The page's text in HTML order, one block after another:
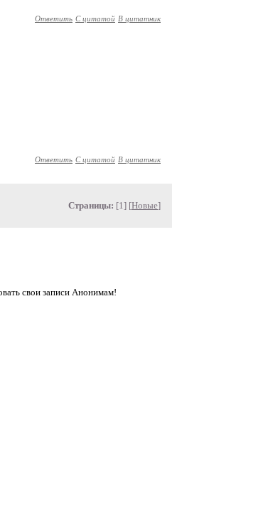
Ответить С цитатой В цитатник
Ответить С цитатой В цитатник
Страницы: [1] [Новые]
свои записи Анонимам!